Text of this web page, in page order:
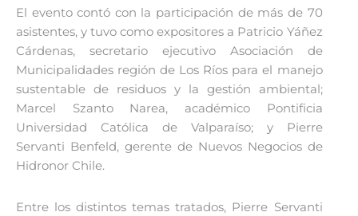
El evento contó con la participación de más de 70
asistentes, y tuvo como expositores a Patricio Yáñez
Cárdenas, secretario ejecutivo Asociación de
Municipalidades región de Los Ríos para el manejo
sustentable de residuos y la gestión ambiental;
Marcel Szanto Narea, académico Pontificia
Universidad Católica de Valparaíso; y Pierre
Servanti Benfeld, gerente de Nuevos Negocios de
Hidronor Chile.
Entre los distintos temas tratados, Pierre Servanti